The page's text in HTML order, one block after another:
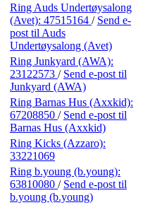
Ring Auds Undertøysalong
(Avet): 47515164 / Send e-
post til Auds
Undertøysalong (Avet)
Ring Junkyard (AWA):
23122573 / Send e-post til
Junkyard (AWA)
Ring Barnas Hus (Axxkid):
67208850 / Send e-post til
Barnas Hus (Axxkid)
Ring Kicks (Azzaro):
33221069
Ring b.young (b.young):
63810080 / Send e-post til
b.young (b.young)